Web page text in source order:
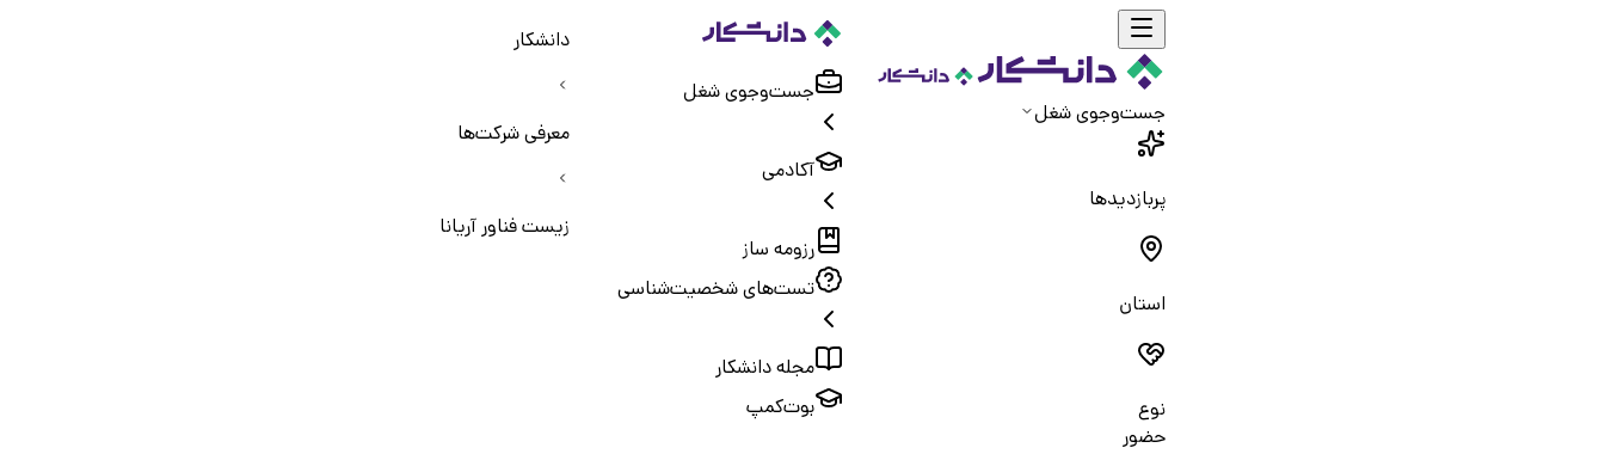
جست‌و‌جوی شغل
پربازدیدها
استان
نوع
حضور
جست‌و‌جوی شغل
آکادمی
رزومه ساز
تست‌های شخصیت‌شناسی
مجله دانشکار
بوت‌کمپ
دانشکار
معرفی شرکت‌ها
زیست فناور آریانا